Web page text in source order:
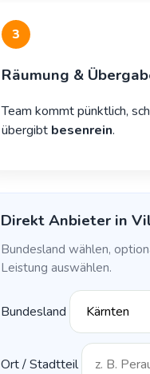
3
Räumung &
Team kommt pünktlich,
übergibt besenrein.
Direkt Anbieter in
Bundesland wählen,
Leistung auswählen.
Bundesland
Ort / Stadtteil